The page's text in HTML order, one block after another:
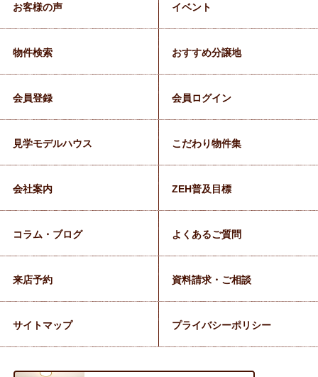
お客様の声 イベント
物件検索 おすすめ分譲地
会員登録 会員ログイン
見学モデルハウス こだわり物件集
会社案内 ZEH普及目標
コラム・ブログ よくあるご質問
来店予約 資料請求・ご相談
サイトマップ プライバシーポリシー